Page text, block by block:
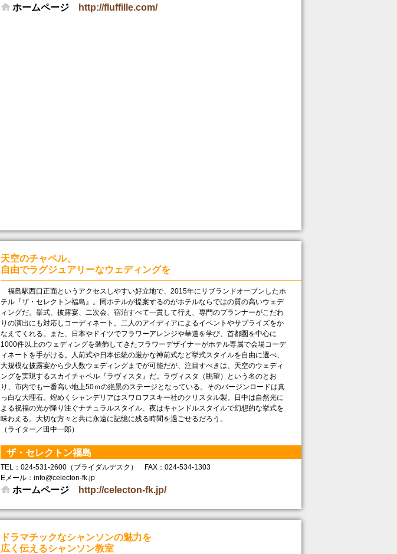
ホームページ http://fluffille.com/
天空のチャペル、
自由でラグジュアリーなウェディングを
福島駅西口正面というアクセスしやすい好立地で、2015年にリブランドオープンしたホ
テル『ザ・セレクトン福島』。同ホテルが提案するのがホテルならではの質の高いウェデ
ィングだ。挙式、披露宴、二次会、宿泊すべて一貫して行え、専門のプランナーがこだわ
りの演出にも対応しコーディネート。二人のアイディアによるイベントやサプライズをか
なえてくれる。また、日本やドイツでフラワーアレンジや華道を学び、首都圏を中心に
1000件以上のウェディングを装飾してきたフラワーデザイナーがホテル専属で会場コーデ
ィネートを手がける。人前式や日本伝統の厳かな神前式など挙式スタイルを自由に選べ、
大規模な披露宴から少人数ウェディングまでが可能だが、注目すべきは、天空のウェディ
ングを実現するスカイチャペル『ラヴィスタ』だ。ラヴィスタ（眺望）という名のとお
り、市内でも一番高い地上50ｍの絶景のステージとなっている。そのバージンロードは真
っ白な大理石。煌めくシャンデリアはスワロフスキー社のクリスタル製。日中は自然光に
よる祝福の光が降り注ぐナチュラルスタイル、夜はキャンドルスタイルで幻想的な挙式を
味わえる。大切な方々と共に永遠に記憶に残る時間を過ごせるだろう。
（ライター／田中一郎）
ザ・セレクトン福島
TEL： 024-531-2600（ブライダルデスク） FAX： 024-534-1303
Eメール：info@celecton-fk.jp
ホームページ http://celecton-fk.jp/
ドラマチックなシャンソンの魅力を
広く伝えるシャンソン教室